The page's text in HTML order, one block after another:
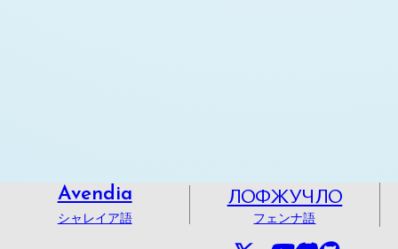
Avendia
シャレイア語
ЛОФЖУЧЛО
フェンナ語